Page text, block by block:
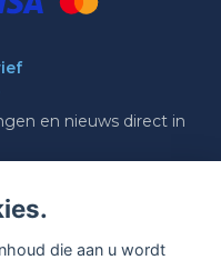
en nieuws direct in
die aan u wordt